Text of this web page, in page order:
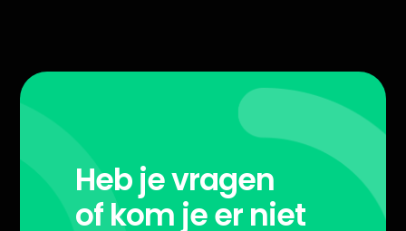
Heb je vragen
of kom je er niet